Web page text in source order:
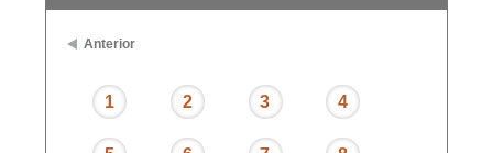
Anterior
1 2 3 4